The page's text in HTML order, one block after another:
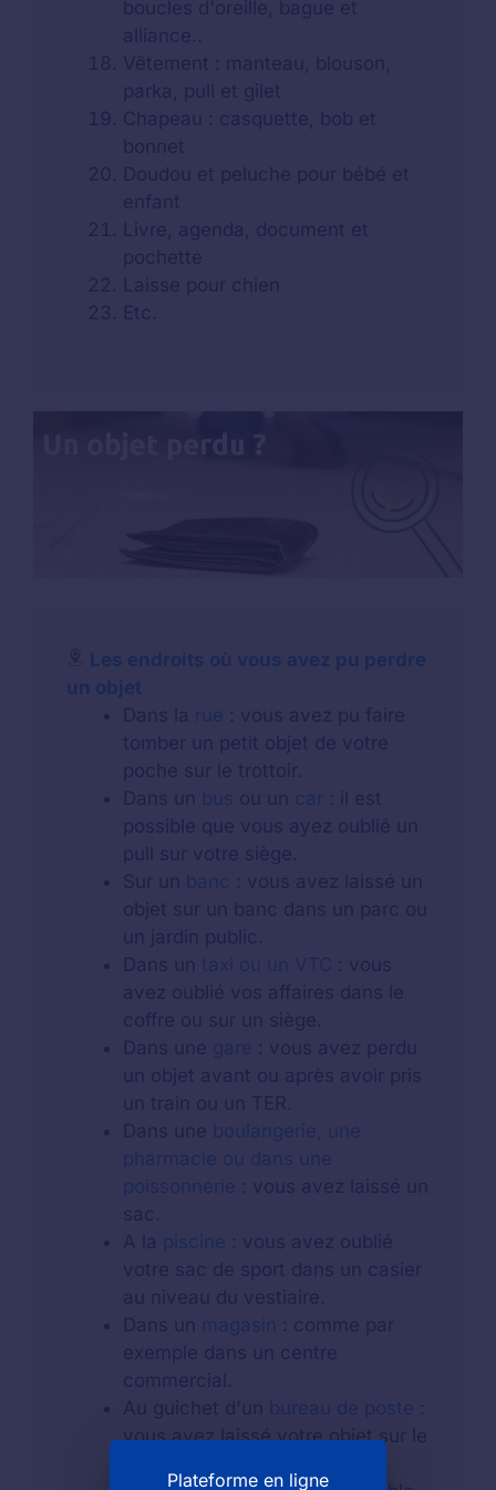
boucles d'oreille, bague et
alliance..
Vêtement : manteau, blouson,
parka, pull et gilet
Chapeau : casquette, bob et
bonnet
Doudou et peluche pour bébé et
enfant
Livre, agenda, document et
pochette
Laisse pour chien
Etc.
Les endroits où vous avez pu perdre
un objet
Dans la rue : vous avez pu faire
tomber un petit objet de votre
poche sur le trottoir.
Dans un bus ou un car : il est
possible que vous ayez oublié un
pull sur votre siège.
Sur un banc : vous avez laissé un
objet sur un banc dans un parc ou
un jardin public.
Dans un taxi ou un VTC : vous
avez oublié vos affaires dans le
coffre ou sur un siège.
Dans une gare : vous avez perdu
un objet avant ou après avoir pris
un train ou un TER.
Dans une boulangerie, une
pharmacie ou dans une
poissonnerie : vous avez laissé un
sac.
A la piscine : vous avez oublié
votre sac de sport dans un casier
au niveau du vestiaire.
Dans un magasin : comme par
exemple dans un centre
commercial.
Au guichet d'un bureau de poste :
vous avez laissé votre objet sur le
Plateforme en ligne